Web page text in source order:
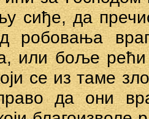
сиђе, да
робовања
или боље
се из таме
да они